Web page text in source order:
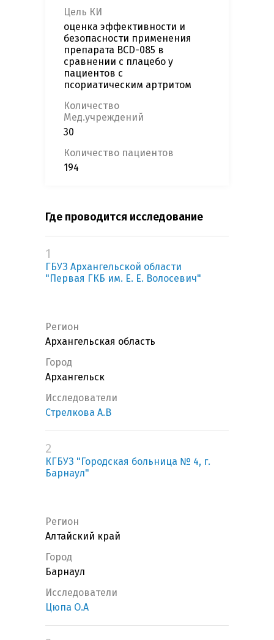
Цель КИ
оценка эффективности и
безопасности применения
препарата BCD-085 в
сравнении с плацебо у
пациентов с
псориатическим артритом
Количество
Мед.учреждений
30
Количество пациентов
194
Где проводится исследование
1
ГБУЗ Архангельской области
"Первая ГКБ им. Е. Е. Волосевич"
Регион
Архангельская область
Город
Архангельск
Исследователи
Стрелкова А.В
2
КГБУЗ "Городская больница № 4, г.
Барнаул"
Регион
Алтайский край
Город
Барнаул
Исследователи
Цюпа О.А